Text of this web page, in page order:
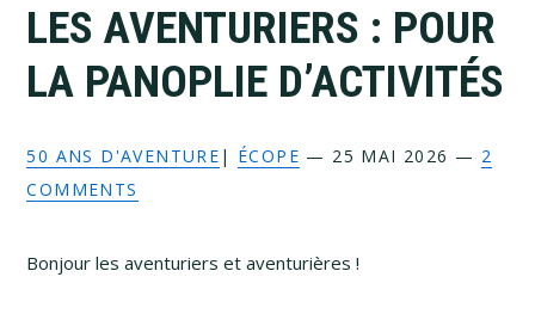
LES AVENTURIERS : POUR
LA PANOPLIE D’ACTIVITÉS
50 ANS D'AVENTURE | ÉCOPE — 25 MAI 2026 — 2
COMMENTS
Bonjour les aventuriers et aventurières !